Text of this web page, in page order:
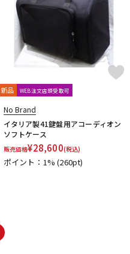
新品 WEB注文店頭受取可
No Brand
イタリア製41鍵盤用アコーディオン
ソフトケース
販売価格¥28,600(税込)
ポイント：1%(260pt)